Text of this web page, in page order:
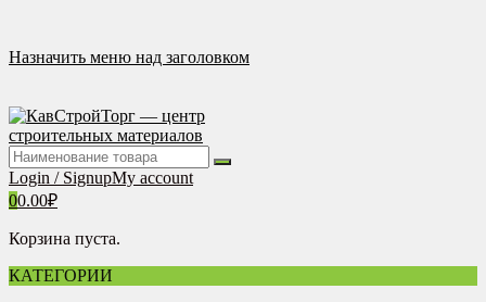
содержимому
Назначить меню над заголовком
Login / SignupMy account
00.00₽
Корзина пуста.
КАТЕГОРИИ